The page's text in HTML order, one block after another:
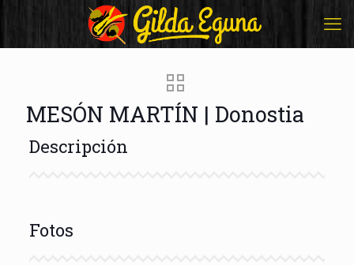
MESÓN MARTÍN | Donostia
Descripción
Fotos